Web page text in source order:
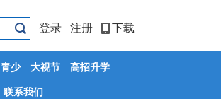
登录 注册 下载
青少 大视节
高招升学
联系我们